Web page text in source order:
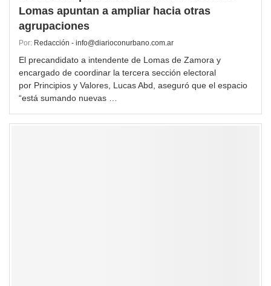
Lomas apuntan a ampliar hacia otras
agrupaciones
Por: Redacción - info@diarioconurbano.com.ar
El precandidato a intendente de Lomas de Zamora y
encargado de coordinar la tercera sección electoral
por Principios y Valores, Lucas Abd, aseguró que el espacio
“está sumando nuevas …